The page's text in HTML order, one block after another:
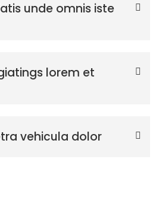
unde omnis iste
lorem et
vehicula dolor